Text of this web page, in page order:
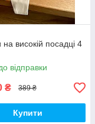
на високій посадці 4
відправки
₴ 389 ₴
Купити